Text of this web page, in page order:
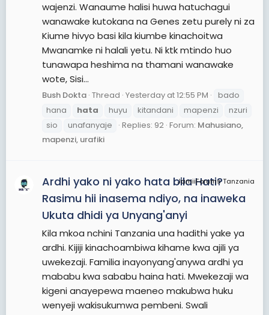
wajenzi. Wanaume halisi huwa hatuchagui
wanawake kutokana na Genes zetu purely ni za
Kiume hivyo basi kila kiumbe kinachoitwa
Mwanamke ni halali yetu. Ni ktk mtindo huo
tunawapa heshima na thamani wanawake
wote, Sisi...
Bush Dokta Thread Yesterday at 12:55 PM
bado
hana
hata huyu kitandani mapenzi
nzuri
sio
unafanyaje Replies: 92 Forum: Mahusiano,
mapenzi, urafiki
JamiiForums Tanzania
Ardhi yako ni yako hata bila Hati?
Rasimu hii inasema ndiyo, na inaweka
Ukuta dhidi ya Unyang'anyi
Kila mkoa nchini Tanzania una hadithi yake ya
ardhi. Kijiji kinachoambiwa kihame kwa ajili ya
uwekezaji. Familia inayonyang'anywa ardhi ya
mababu kwa sababu haina hati. Mwekezaji wa
kigeni anayepewa maeneo makubwa huku
wenyeji wakisukumwa pembeni. Swali